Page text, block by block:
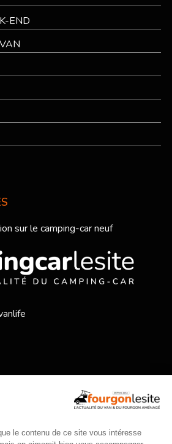
END
sur le camping-car neuf
de mer